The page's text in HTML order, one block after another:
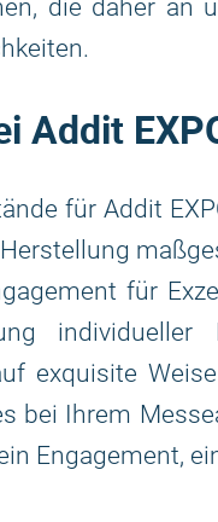
die daher an
Addit
für Addit
für
exquisite
bei Ihrem
Engagement,